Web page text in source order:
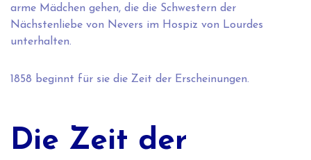
arme Mädchen gehen, die die Schwestern der
Nächstenliebe von Nevers im Hospiz von Lourdes
unterhalten.
1858 beginnt für sie die Zeit der Erscheinungen.
Die Zeit der